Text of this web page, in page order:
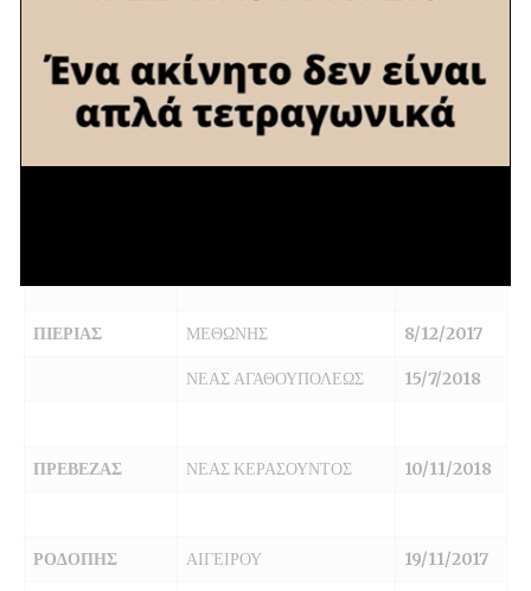
ΛΑΙΙΚΩΝ ΚΑΛΑΜΑΤΑΣ 10/12/2017
ΠΙΕΡΙΑΣ ΜΕΘΩΝΗΣ 8/12/2017
ΝΕΑΣ ΑΓΑΘΟΥΠΟΛΕΩΣ 15/7/2018
ΠΡΕΒΕΖΑΣ ΝΕΑΣ ΚΕΡΑΣΟΥΝΤΟΣ 10/11/2018
ΡΟΔΟΠΗΣ ΑΙΓΕΙΡΟΥ 19/11/2017